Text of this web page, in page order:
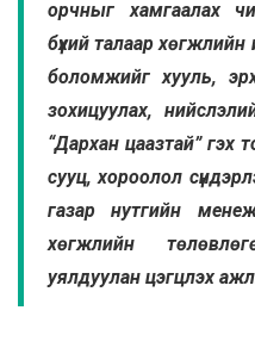
орчныг хамгаалах
бүхий талаар
боломжийг хууль,
зохицуулах,
“Дархан цаазтай” гэх
сууц, хороолол
газар нутгийн
хөгжлийн
уялдуулан цэгцлэх